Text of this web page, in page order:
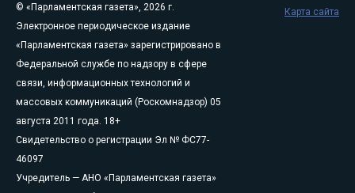
© «Парламентская газета», 2026 г.
Электронное периодическое издание
«Парламентская газета» зарегистрировано в
Федеральной службе по надзору в сфере
связи, информационных технологий и
массовых коммуникаций (Роскомнадзор) 05
августа 2011 года. 18+
Свидетельство о регистрации Эл № ФС77-
46097
Учредитель — АНО «Парламентская газета»
Карта сайта